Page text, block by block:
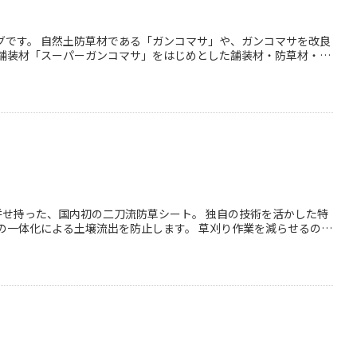
サを改良
材「スーパーガンコマサ」をはじめとした舗装材・防草材・抑
持った、国内初の二刀流防草シート。 独自の技術を活かした特
体化による土壌流出を防止します。 草刈り作業を減らせるの